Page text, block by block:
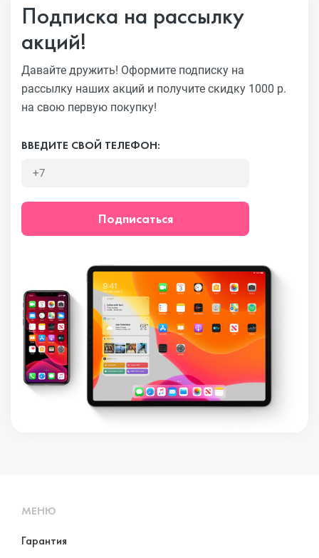
Подписка на рассылку
акций!
Давайте дружить! Оформите подписку на
рассылку наших акций и получите скидку 1000 р.
на свою первую покупку!
ВВЕДИТЕ СВОЙ ТЕЛЕФОН:
Подписаться
МЕНЮ
Гарантия